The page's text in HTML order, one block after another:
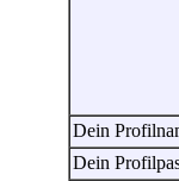
Dein
Dein